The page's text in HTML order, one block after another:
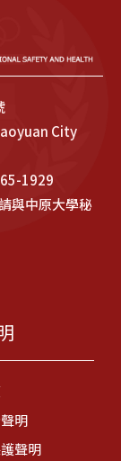
City
1929
與中原大學秘
明
聲明